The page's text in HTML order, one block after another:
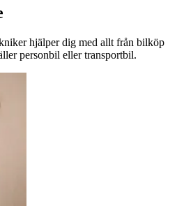
hjälper dig med allt från bilköp
personbil eller transportbil.